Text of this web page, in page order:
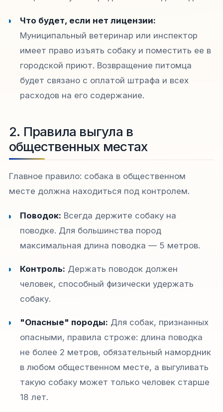
Что будет, если нет лицензии:
Муниципальный ветеринар или инспектор
имеет право изъять собаку и поместить ее в
городской приют. Возвращение питомца
будет связано с оплатой штрафа и всех
расходов на его содержание.​
2. Правила выгула в
общественных местах
Главное правило: собака в общественном
месте должна находиться под контролем.
Поводок: Всегда держите собаку на
поводке. Для большинства пород
максимальная длина поводка — 5 метров.​
Контроль: Держать поводок должен
человек, способный физически удержать
собаку.
"Опасные" породы: Для собак, признанных
опасными, правила строже: длина поводка
не более 2 метров, обязательный намордник
в любом общественном месте, а выгуливать
такую собаку может только человек старше
18 лет.​